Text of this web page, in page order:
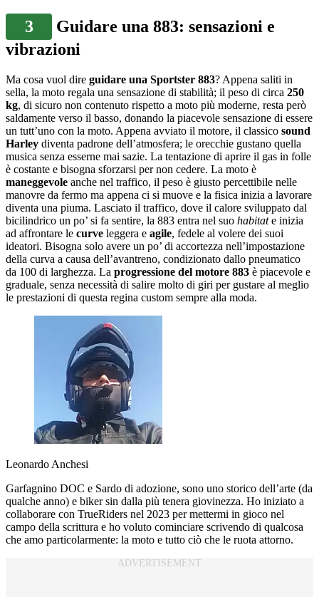
3
Guidare una 883: sensazioni e
vibrazioni
Ma cosa vuol dire guidare una Sportster 883? Appena saliti in
sella, la moto regala una sensazione di stabilità; il peso di circa 250
kg, di sicuro non contenuto rispetto a moto più moderne, resta però
saldamente verso il basso, donando la piacevole sensazione di essere
un tutt’uno con la moto. Appena avviato il motore, il classico sound
Harley diventa padrone dell’atmosfera; le orecchie gustano quella
musica senza esserne mai sazie. La tentazione di aprire il gas in folle
è costante e bisogna sforzarsi per non cedere. La moto è
maneggevole anche nel traffico, il peso è giusto percettibile nelle
manovre da fermo ma appena ci si muove e la fisica inizia a lavorare
diventa una piuma. Lasciato il traffico, dove il calore sviluppato dal
bicilindrico un po’ si fa sentire, la 883 entra nel suo habitate inizia
ad affrontare le curve leggera e agile, fedele al volere dei suoi
ideatori. Bisogna solo avere un po’ di accortezza nell’impostazione
della curva a causa dell’avantreno, condizionato dallo pneumatico
da 100 di larghezza. La progressione del motore 883 è piacevole e
graduale, senza necessità di salire molto di giri per gustare al meglio
le prestazioni di questa regina custom sempre alla moda.
Leonardo Anchesi
Garfagnino DOC e Sardo di adozione, sono uno storico dell’arte (da
qualche anno) e biker sin dalla più tenera giovinezza. Ho iniziato a
collaborare con TrueRiders nel 2023 per mettermi in gioco nel
campo della scrittura e ho voluto cominciare scrivendo di qualcosa
che amo particolarmente: la moto e tutto ciò che le ruota attorno.